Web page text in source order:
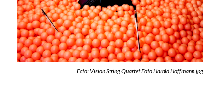
Foto: Vision String Quartet Foto Harald Hoffmann.jpg